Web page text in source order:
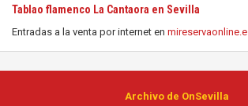
Tablao flamenco La Cantaora en Sevilla
Entradas a la venta por internet en
Archivo de OnSevilla